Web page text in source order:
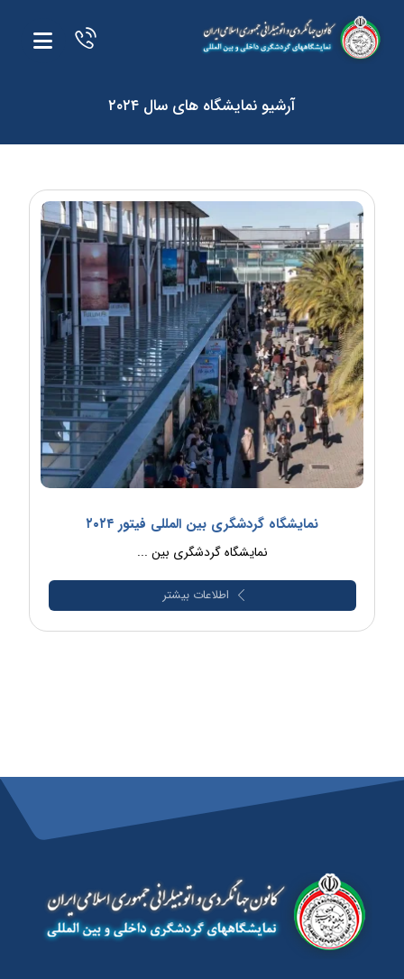
آرشیو نمایشگاه های سال ۲۰۲۴
نمایشگاه گردشگری بین المللی فیتور ۲۰۲۴
نمایشگاه گردشگری بین ...
اطلاعات بیشتر